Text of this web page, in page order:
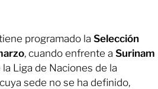
programado la Selección
, cuando enfrente a Surinam
Liga de Naciones de la
sede no se ha definido,